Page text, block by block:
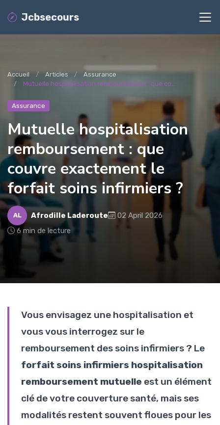
Jcbsecours
Accueil Articles
Assurance
Mutuelle hospitalisation remboursement : que co...
Assurance
Mutuelle hospitalisation
remboursement : que
couvre exactement le
forfait soins infirmiers ?
AL Afrodille Laderoute
02 April 2026
6 min de lecture
Vous envisagez une hospitalisation et
vous vous interrogez sur le
remboursement des soins infirmiers ? Le
forfait soins infirmiers hospitalisation
remboursement mutuelle est un élément
clé de votre couverture santé, mais ses
modalités restent souvent floues pour les